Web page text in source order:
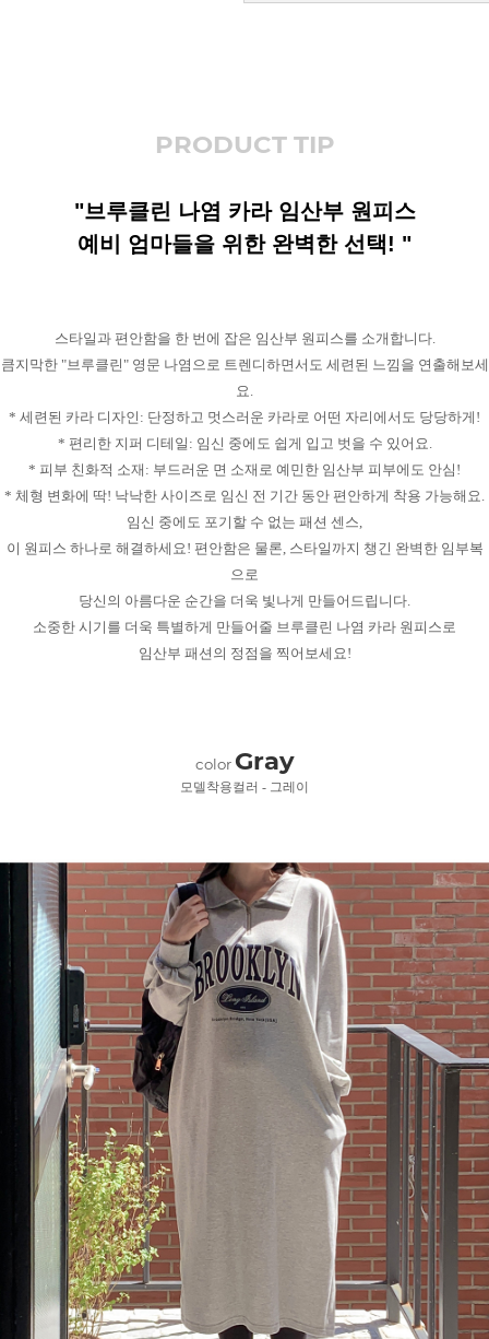
PRODUCT TIP
"브루클린 나염 카라 임산부 원피스
예비 엄마들을 위한 완벽한 선택! "
스타일과 편안함을 한 번에 잡은 임산부 원피스를 소개합니다.
큼지막한 "브루클린" 영문 나염으로 트렌디하면서도 세련된 느낌을 연출해보세
요.
* 세련된 카라 디자인: 단정하고 멋스러운 카라로 어떤 자리에서도 당당하게!
* 편리한 지퍼 디테일: 임신 중에도 쉽게 입고 벗을 수 있어요.
* 피부 친화적 소재: 부드러운 면 소재로 예민한 임산부 피부에도 안심!
* 체형 변화에 딱! 낙낙한 사이즈로 임신 전 기간 동안 편안하게 착용 가능해요.
임신 중에도 포기할 수 없는 패션 센스,
이 원피스 하나로 해결하세요! 편안함은 물론, 스타일까지 챙긴 완벽한 임부복
으로
당신의 아름다운 순간을 더욱 빛나게 만들어드립니다.
소중한 시기를 더욱 특별하게 만들어줄 브루클린 나염 카라 원피스로
임산부 패션의 정점을 찍어보세요!
color Gray
모델착용컬러 - 그레이